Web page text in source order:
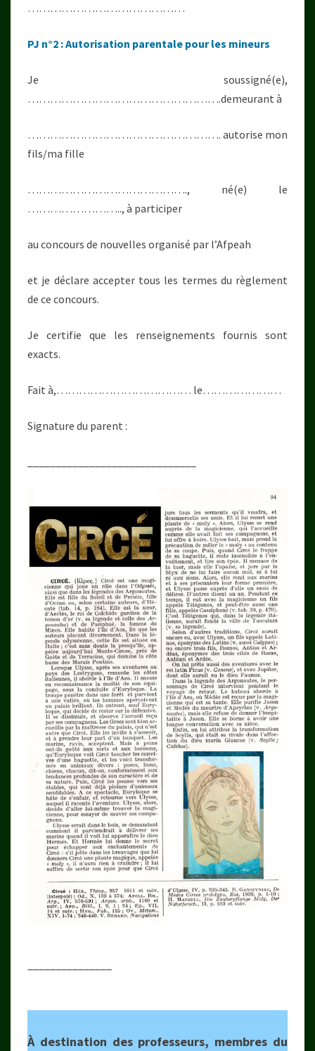
……………………………………
PJ n°2 : Autorisation parentale pour les mineurs
Je soussigné(e),
…………………………………………….demeurant à
……………………………………………. autorise mon
fils/ma fille
……………………………………., né(e) le
…………………….., à participer
au concours de nouvelles organisé par l’Afpeah
et je déclare accepter tous les termes du règlement
de ce concours.
Je certifie que les renseignements fournis sont
exacts.
Fait à,……………………………… le…………………
Signature du parent :
À destination des professeurs, membres du